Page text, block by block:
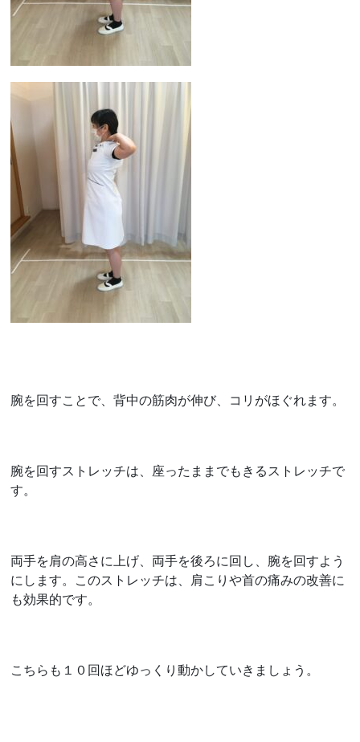
腕を回すことで、背中の筋肉が伸び、コリがほぐれます。
腕を回すストレッチは、座ったままでもきるストレッチで
す。
両手を肩の高さに上げ、両手を後ろに回し、腕を回すよう
にします。このストレッチは、肩こりや首の痛みの改善に
も効果的です。
こちらも１０回ほどゆっくり動かしていきましょう。